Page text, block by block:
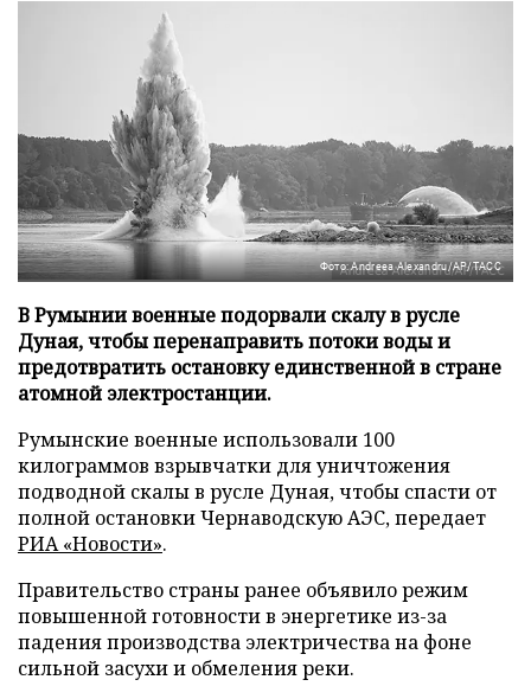
Фото: Andreea Alexandru/AP/ТАСС
В Румынии военные подорвали скалу в русле
Дуная, чтобы перенаправить потоки воды и
предотвратить остановку единственной в стране
атомной электростанции.
Румынские военные использовали 100
килограммов взрывчатки для уничтожения
подводной скалы в русле Дуная, чтобы спасти от
полной остановки Чернаводскую АЭС, передает
РИА «Новости».
Правительство страны ранее объявило режим
повышенной готовности в энергетике из-за
падения производства электричества на фоне
сильной засухи и обмеления реки.